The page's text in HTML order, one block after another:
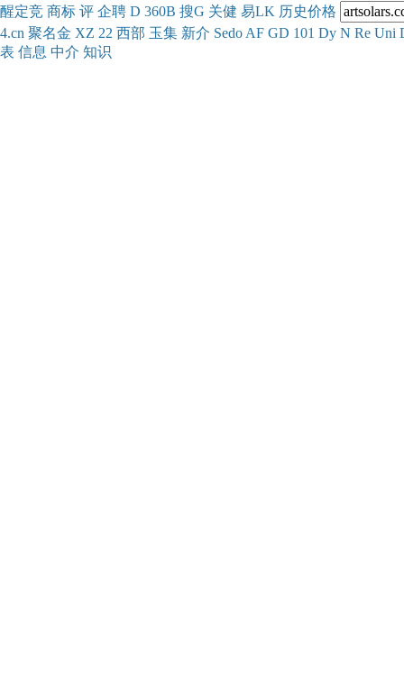
醒定竞 商标 评 企聘 D 360B 搜G 关健 易LK 历史价格
4.cn 聚名金 XZ 22 西部 玉集 新介 Sedo AF GD 101 Dy N Re Uni
表 信息 中介 知识